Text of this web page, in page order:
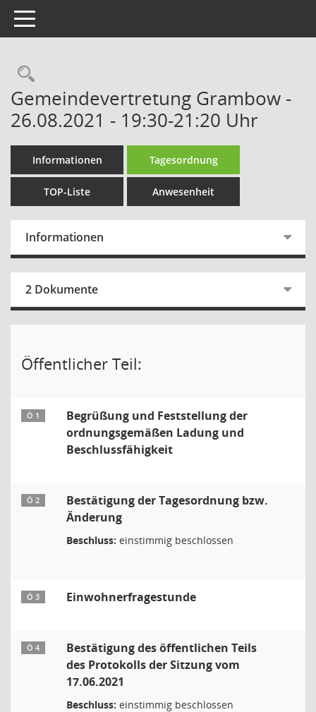
Toggle navigation
Rechercheauswahl
Gemeindevertretung Grambow -
26.08.2021 - 19:30-21:20 Uhr
Informationen Tagesordnung
TOP-Liste Anwesenheit
Informationen
2 Dokumente
Öffentlicher Teil:
Ö 1
Begrüßung und Feststellung der
ordnungsgemäßen Ladung und
Beschlussfähigkeit
Ö 2
Bestätigung der Tagesordnung bzw.
Änderung
Beschluss: einstimmig beschlossen
Ö 3 Einwohnerfragestunde
Ö 4
Bestätigung des öffentlichen Teils
des Protokolls der Sitzung vom
17.06.2021
Beschluss: einstimmig beschlossen